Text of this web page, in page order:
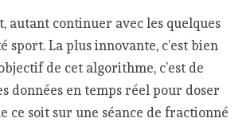
autant continuer avec les quelques
sport. La plus innovante, c’est bien
de cet algorithme, c’est de
données en temps réel pour doser
ce soit sur une séance de fractionné